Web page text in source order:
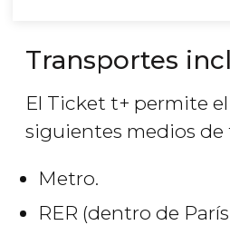
Transportes
El Ticket t+ permite
siguientes medios de
Metro.
RER (dentro de